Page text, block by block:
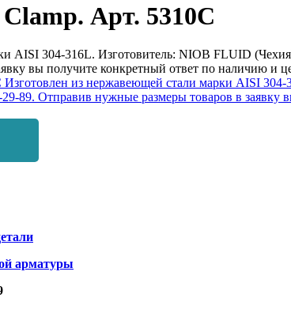
Арт. 5310C
AISI 304-316L. Изготовитель: NIOB FLUID
вы получите конкретный ответ по наличию и
арматуры